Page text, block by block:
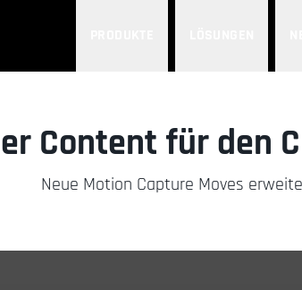
Content für den
Neue Motion Capture Moves